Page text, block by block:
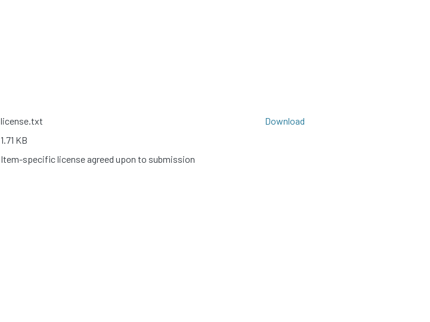
license.txt
1.71 KB
Item-specific license agreed upon to submission
Download